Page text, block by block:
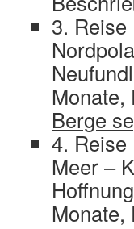
3.
Berge
4. Reise
Meer –
Monate,